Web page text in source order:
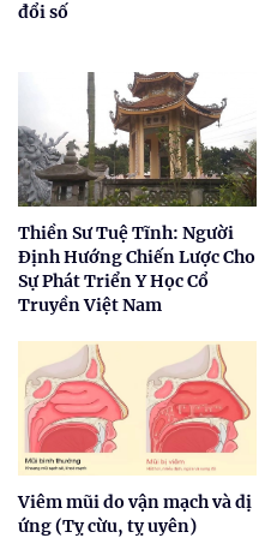
đổi số
Thiền Sư Tuệ Tĩnh: Người
Định Hướng Chiến Lược Cho
Sự Phát Triển Y Học Cổ
Truyền Việt Nam
Viêm mũi do vận mạch và dị
ứng (Tỵ cừu, tỵ uyên)